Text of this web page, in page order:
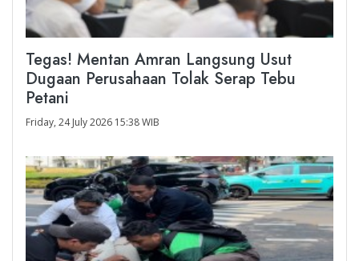
Tegas! Mentan Amran Langsung Usut
Dugaan Perusahaan Tolak Serap Tebu
Petani
Friday, 24 July 2026 15:38 WIB